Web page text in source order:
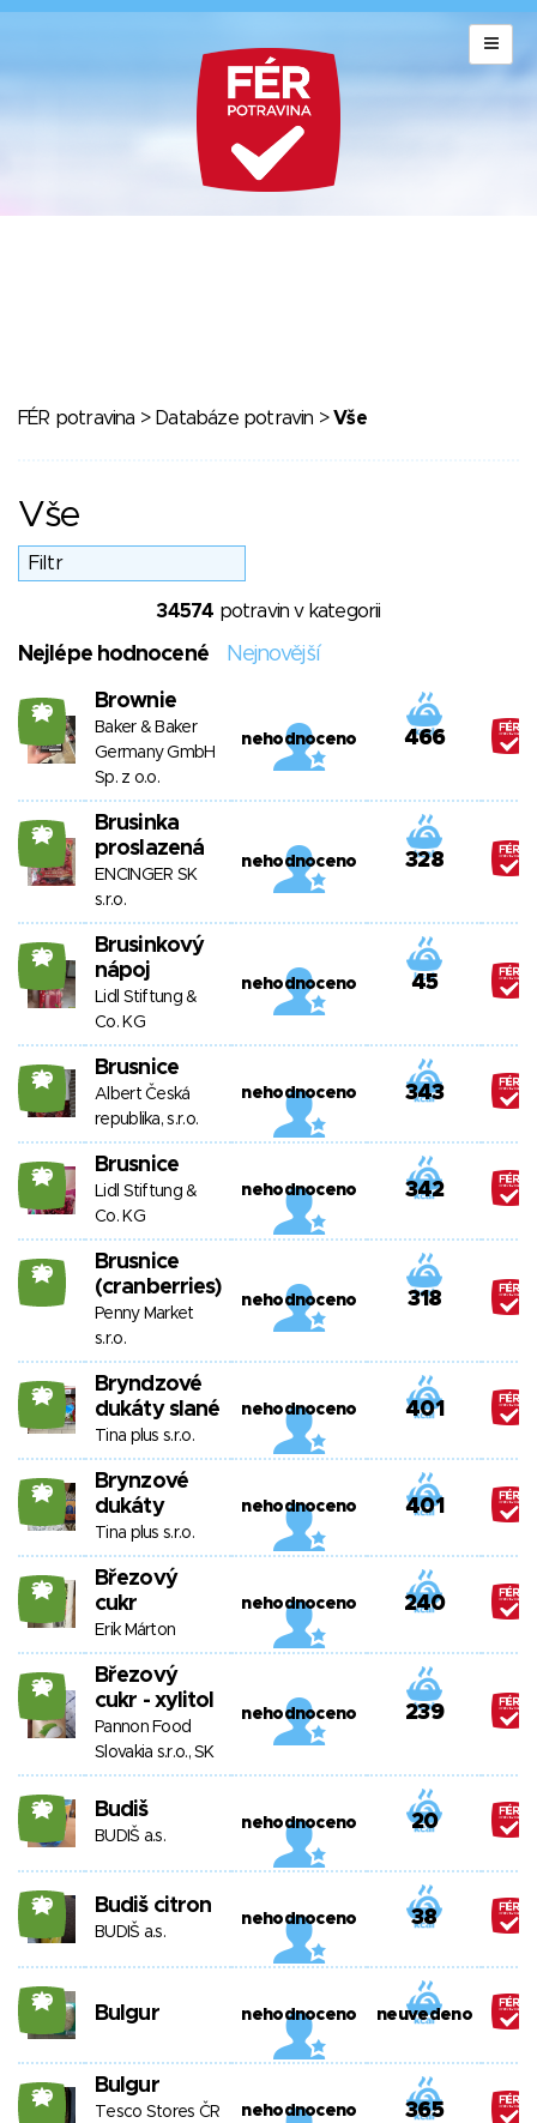
FÉR potravina > Databáze potravin >Vše
Vše
34574 potravin v kategorii
Nejlépe hodnocené Nejnovější
20 Brownie
Baker & Baker
Germany GmbH
Sp. z o.o.
nehodnoceno 466
20
Brusinka
proslazená
ENCINGER SK
s.r.o.
nehodnoceno 328
20
Brusinkový
nápoj
Lidl Stiftung &
Co. KG
nehodnoceno 45
20 Brusnice
Albert Česká
republika, s.r.o.
nehodnoceno 343
20 Brusnice
Lidl Stiftung &
Co. KG
nehodnoceno 342
20
Brusnice
(cranberries)
Penny Market
s.r.o.
nehodnoceno 318
20
Bryndzové
dukáty slané
Tina plus s.r.o.
nehodnoceno 401
20
Brynzové
dukáty
Tina plus s.r.o.
nehodnoceno 401
20
Březový
cukr
Erik Márton
nehodnoceno 240
20
Březový
cukr - xylitol
Pannon Food
Slovakia s.r.o., SK
nehodnoceno 239
20 Budiš
BUDIŠ a.s.
nehodnoceno 20
20 Budiš citron
BUDIŠ a.s.
nehodnoceno 38
20
Bulgur nehodnoceno neuvedeno
20 Bulgur
Tesco Stores ČR
nehodnoceno 365